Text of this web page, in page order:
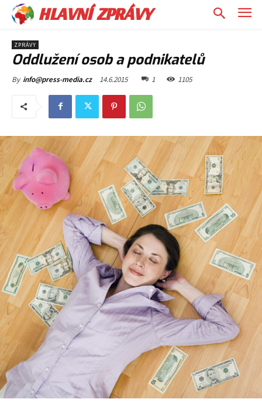
HLAVNÍ ZPRÁVY
ZPRÁVY
Oddlužení osob a podnikatelů
By info@press-media.cz 14.6.2015 1 1105